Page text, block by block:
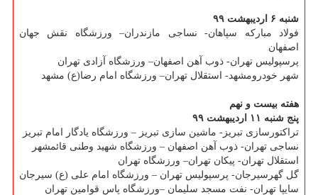
شنبه ۶ اردیبهشت ۹۹
فولاد مباركه سپاهان- نساجی مازندران– ورزشگاه نقش جهان
اصفهان
پرسپولیس تهران- ذوب آهن اصفهان– ورزشگاه آزادی تهران
شهر خودرومشهد- استقلال تهران– ورزشگاه امام رضا(ع) مشهد
هفته بیست و نهم
پنج شنبه ۱۱ اردیبهشت ۹۹
تراكتورسازی تبریز- ماشین سازی تبریز – ورزشگاه یادگار امام تبریز
نساجی تهران- ذوب آهن اصفهان – ورزشگاه شهید وطنی قائمشهر
استقلال تهران- پیكان تهران– ورزشگاه تهران
گل گهرسیرجان- پرسپولیس تهران – ورزشگاه امام علی (ع) سیرجان
سایپا تهران- نفت مسجد سلیمان –ورزشگاه پاس قوامین تهران